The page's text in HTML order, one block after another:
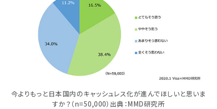
今よりもっと日本国内のキャッシュレス化が進んでほしいと思いま
すか？（n=50,000）出典：MMD研究所